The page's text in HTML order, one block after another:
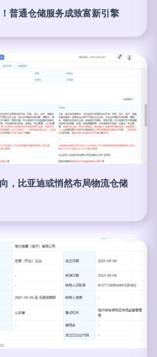
普通仓储服务成致富新引擎
，比亚迪或悄然布局物流仓储